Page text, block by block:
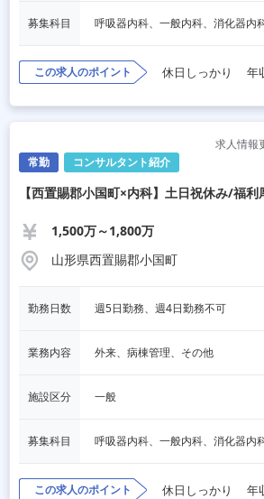
募集科目
この求人のポイント 休日しっかり 年
常勤 コンサルタント紹介
求人情報
【西置賜郡小国町×内科】土日祝休み/福利
1,500万～1,800万
山形県西置賜郡小国町
勤務日数 週5日勤務、週4日勤務不可
業務内容 外来、病棟管理、その他
施設区分 一般
募集科目
この求人のポイント 休日しっかり 年